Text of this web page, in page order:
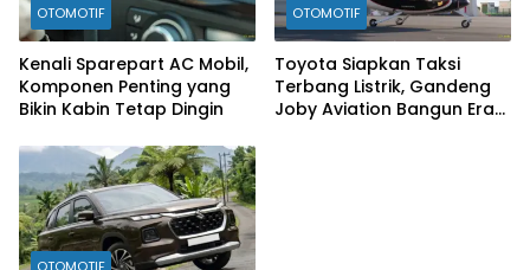
OTOMOTIF
Kenali Sparepart AC Mobil,
Komponen Penting yang
Bikin Kabin Tetap Dingin
OTOMOTIF
Toyota Siapkan Taksi
Terbang Listrik, Gandeng
Joby Aviation Bangun Era
OTOMOTIF